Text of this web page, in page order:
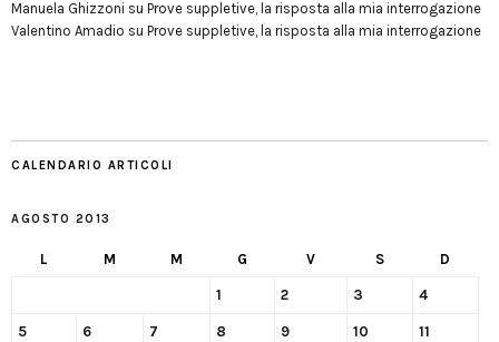
Manuela Ghizzoni su Prove suppletive, la risposta alla mia interrogazione
Valentino Amadio su Prove suppletive, la risposta alla mia interrogazione
CALENDARIO ARTICOLI
AGOSTO 2013
L M M G V S D
1 2 3 4
5 6 7 8 9 10 11